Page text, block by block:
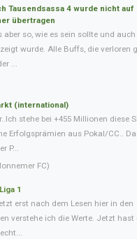
Tausendsassa 4 wurde nicht auf
übertragen
aber so, wie es sein sollte und auch
wurde. Alle Buffs, die verloren
...
(international)
stehe bei +455 Millionen diese
Erfolgsprämien aus Pokal/CC..
P...
FC)
1
erst nach dem Lesen hier in den
verstehe ich die Werte. Jetzt hast